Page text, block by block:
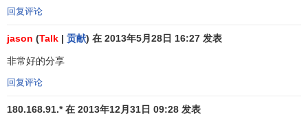
的公司”，把自己当作一个经营者而努力工作。从那时开始，
我和员工的关系不是经营者与工人的关系，而是为了同一个
的伙伴意识。
阿米巴经营就是通过小集体的独立核算，实现全体参与
回复评论
jason (Talk | 贡献) 在 2013年5月28日 16:27 发表
非常好的分享
回复评论
180.168.91.* 在 2013年12月31日 09:28 发表